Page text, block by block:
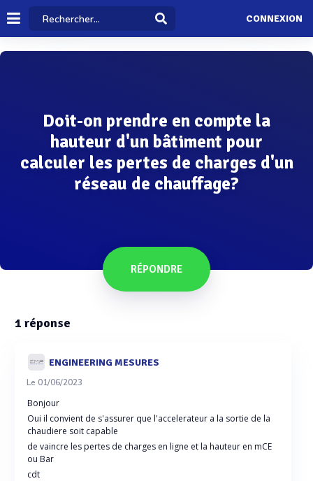
CONNEXION
Doit-on prendre en compte la
hauteur d'un bâtiment pour
calculer les pertes de charges d'un
réseau de chauffage?
RÉPONDRE
1 réponse
ENGINEERING MESURES
Le 01/06/2023
Bonjour
Oui il convient de s'assurer que l'accelerateur a la sortie de la
chaudiere soit capable
de vaincre les pertes de charges en ligne et la hauteur en mCE
ou Bar
cdt